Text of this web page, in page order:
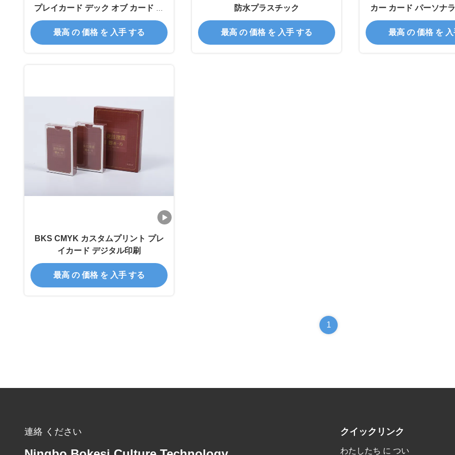
プレイカード デック オブ カード 大
量
最高 の 価格 を 入手 する
防水プラスチック
最高 の 価格 を 入手 する
カー カード パーソナ
カード 批量
最高 の 価格 を
BKS CMYK カスタムプリント プレ
イカード デジタル印刷
最高 の 価格 を 入手 する
1
連絡 ください クイックリンク
わたしたち に つい